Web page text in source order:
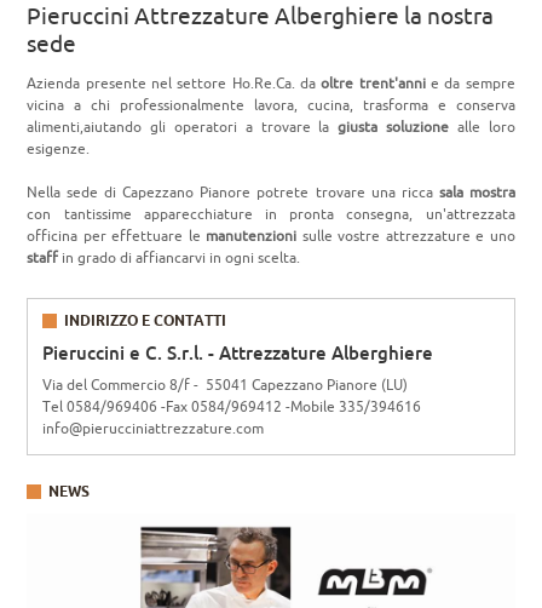
Pieruccini Attrezzature Alberghiere la nostra
sede
Azienda presente nel settore Ho.Re.Ca. daoltre trent'anni e da sempre
vicina a chi professionalmente lavora, cucina, trasforma e conserva
alimenti,aiutando gli operatori a trovare lagiusta soluzione alle loro
esigenze.
Nella sede di Capezzano Pianore potrete trovare una ricca sala mostra
con tantissime apparecchiature in pronta consegna, un'attrezzata
officina per effettuare le manutenzioni sulle vostre attrezzature e uno
staff in grado di affiancarvi in ogni scelta.
INDIRIZZO E CONTATTI
Pieruccini e C. S.r.l. - Attrezzature Alberghiere
Via del Commercio 8/f - 55041 Capezzano Pianore (LU)
Tel 0584/969406 -Fax 0584/969412 -Mobile 335/394616
info@pierucciniattrezzature.com
NEWS